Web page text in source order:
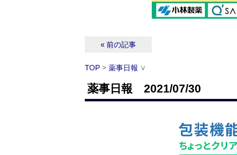
« 前の記事
TOP > 薬事日報 ∨
薬事日報 2021/07/30